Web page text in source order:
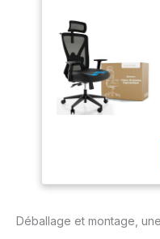
Déballage et montage,